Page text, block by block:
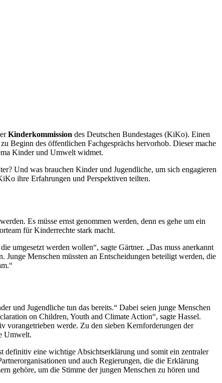
Kinderkommission des Deutschen Bundestages (KiKo). Einen
zu Beginn des öffentlichen Fachgesprächs hervorhob. Dieser mache
Kinder und Umwelt widmet.
Und was brauchen Kinder und Jugendliche, um sich engagieren
ihre Erfahrungen und Perspektiven teilten.
Es müsse ernst genommen werden, denn es gehe um ein
für Kinderrechte stark macht.
umgesetzt werden wollen“, sagte Gärtner. „Das muss anerkannt
Junge Menschen müssten an Entscheidungen beteiligt werden, die
und Jugendliche tun das bereits.“ Dabei seien junge Menschen
on Children, Youth and Climate Action“, sagte Hassel.
vorangetrieben werde. Zu den sieben Kernforderungen der
Umwelt.
definitiv eine wichtige Absichtserklärung und somit ein zentraler
und auch Regierungen, die die Erklärung
gehöre, um die Stimme der jungen Menschen zu hören und